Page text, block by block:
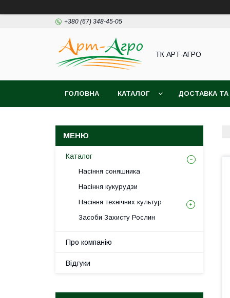
+380 (67) 348-45-05
ТК АРТ-АГРО
ГОЛОВНА КАТАЛОГ ДОСТАВКА
Каталог
Насіння соняшника
Насіння кукурудзи
Насіння технічних культур
Засоби Захисту Рослин
Про компанію
Відгуки